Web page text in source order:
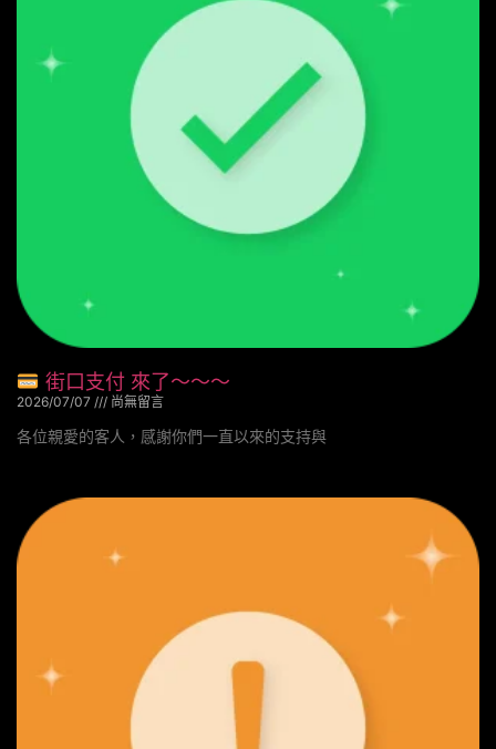
街口支付 來了～～～
2026/07/07 尚無留言
各位親愛的客人，感謝你們一直以來的支持與